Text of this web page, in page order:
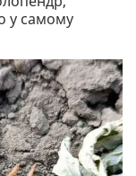
у самому